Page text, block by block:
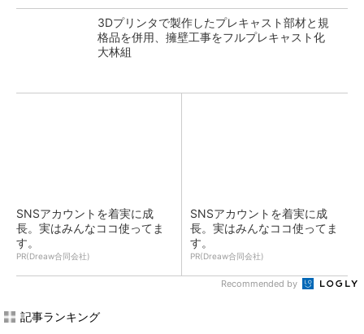
3Dプリンタで製作したプレキャスト部材と規
格品を併用、擁壁工事をフルプレキャスト化
大林組
SNSアカウントを着実に成
長。実はみんなココ使ってま
す。
PR(Dreaw合同会社)
SNSアカウントを着実に成
長。実はみんなココ使ってま
す。
PR(Dreaw合同会社)
Recommended by
記事ランキング